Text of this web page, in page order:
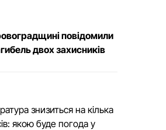
повідомили
двох захисників
знизиться на кілька
якою буде погода у